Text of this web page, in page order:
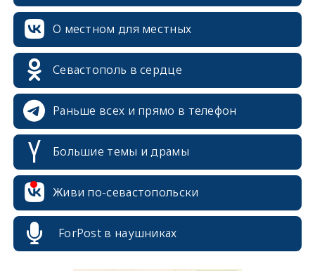
О местном для местных
Севастополь в сердце
Раньше всех и прямо в телефон
Большие темы и драмы
Живи по-севастопольски
ForPost в наушниках
erid: 2SDnjcrDNw6